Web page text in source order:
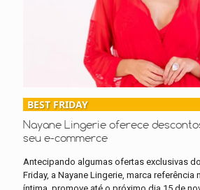
BEST FRIDAY
Nayane Lingerie oferece
seu e-commerce
Antecipando algumas ofertas exclusivas
Friday, a Nayane Lingerie, marca referência